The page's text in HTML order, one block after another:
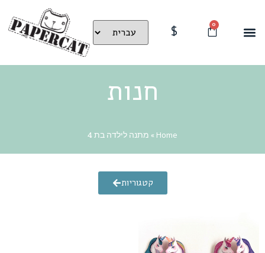
0
$
חנות
Home
» מתנה לילדה בת 4
קטגוריות